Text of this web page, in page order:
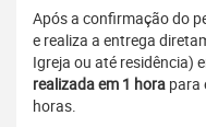
Após a confirmação do
e realiza a entrega
Igreja ou até residência)
realizada em 1 hora para
horas.